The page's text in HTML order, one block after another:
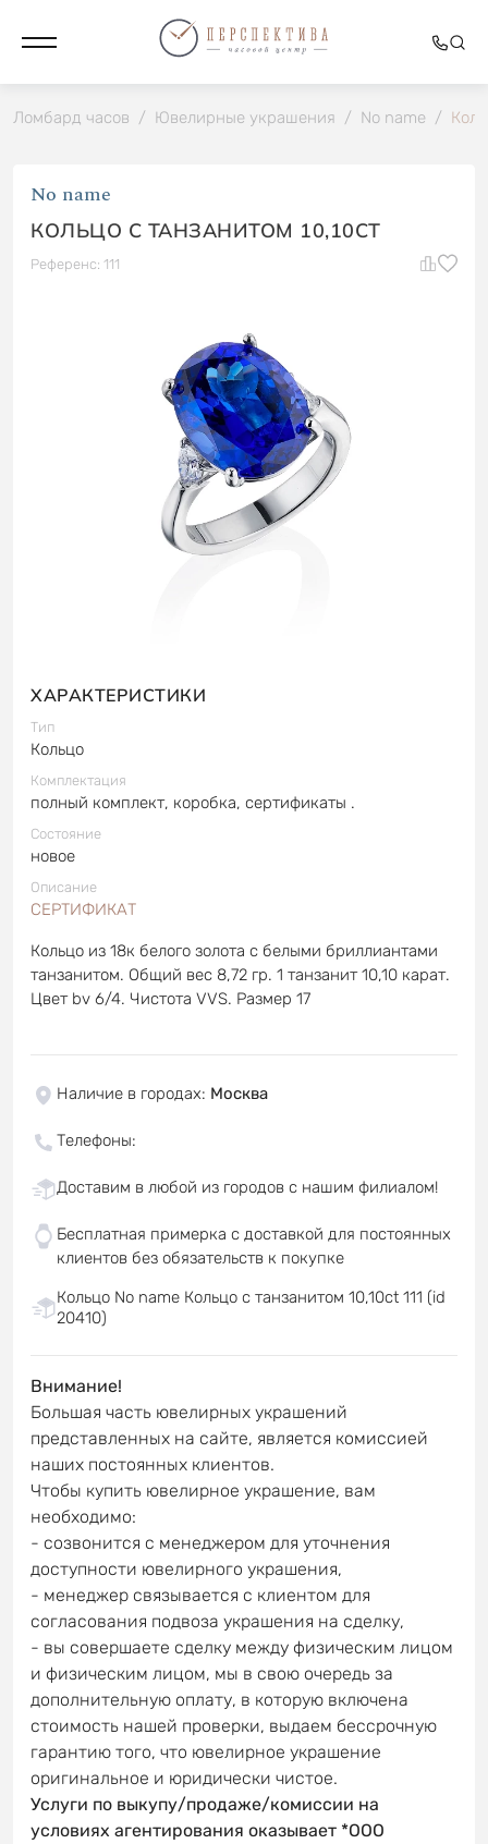
Ломбард часов / Ювелирные украшения / No name /
No name
КОЛЬЦО С ТАНЗАНИТОМ 10,10CT
Референс: 111
ХАРАКТЕРИСТИКИ
Тип
Кольцо
Комплектация
полный комплект, коробка, сертификаты .
Состояние
новое
Описание
СЕРТИФИКАТ
Кольцо из 18к белого золота с белыми бриллиантами
танзанитом. Общий вес 8,72 гр. 1 танзанит 10,10 карат.
Цвет bv 6/4. Чистота VVS. Размер 17
Наличие в городах: Москва
Телефоны:
Доставим в любой из городов с нашим филиалом!
Бесплатная примерка с доставкой для постоянных
клиентов без обязательств к покупке
Кольцо No name Кольцо с танзанитом 10,10ct 111 (id
20410)
Внимание!
Большая часть ювелирных украшений
представленных на сайте, является комиссией
наших постоянных клиентов.
Чтобы купить ювелирное украшение, вам
необходимо:
- созвонится с менеджером для уточнения
доступности ювелирного украшения,
- менеджер связывается с клиентом для
согласования подвоза украшения на сделку,
- вы совершаете сделку между физическим лицом
и физическим лицом, мы в свою очередь за
дополнительную оплату, в которую включена
стоимость нашей проверки, выдаем бессрочную
гарантию того, что ювелирное украшение
оригинальное и юридически чистое.
Услуги по выкупу/продаже/комиссии на
условиях агентирования оказывает *ООО